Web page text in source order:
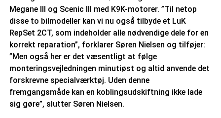
Megane III og Scenic III med K9K-motorer. ”Til netop
disse to bilmodeller kan vi nu også tilbyde et LuK
RepSet 2CT, som indeholder alle nødvendige dele for en
korrekt reparation”, forklarer Søren Nielsen og tilføjer:
”Men også her er det væsentligt at følge
monteringsvejledningen minutiøst og altid anvende det
forskrevne specialværktøj. Uden denne
fremgangsmåde kan en koblingsudskiftning ikke lade
sig gøre”, slutter Søren Nielsen.